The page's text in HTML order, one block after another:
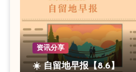
资讯分享
☀️ 自留地早报【8.6】